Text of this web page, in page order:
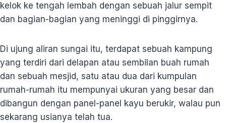
kelok ke tengah lembah dengan sebuah jalur sempit
dan bagian-bagian yang meninggi di pinggirnya.
Di ujung aliran sungai itu, terdapat sebuah kampung
yang terdiri dari delapan atau sembilan buah rumah
dan sebuah mesjid, satu atau dua dari kumpulan
rumah-rumah itu mempunyai ukuran yang besar dan
dibangun dengan panel-panel kayu berukir, walau pun
sekarang usianya telah tua.